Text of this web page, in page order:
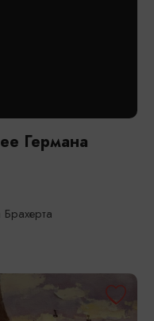
Германа